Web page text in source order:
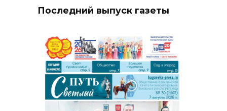
Последний выпуск газеты